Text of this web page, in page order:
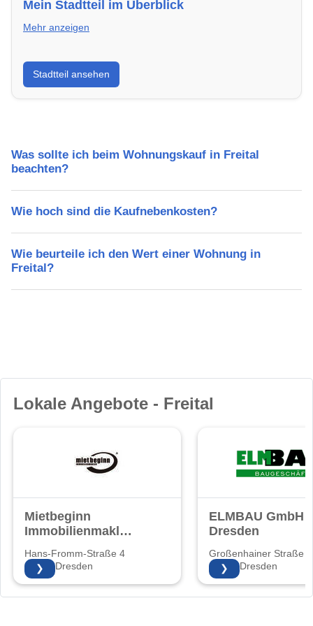
Mein Stadtteil im Überblick
Mehr anzeigen
Erfahre mehr über deinen Stadtteil in Freital:
Lebensqualität, Verkehrsanbindung, Schulen,
Freizeitmöglichkeiten und Mietpreise.
Stadtteil ansehen
Was sollte ich beim Wohnungskauf in Freital
beachten?
Wie hoch sind die Kaufnebenkosten?
Wie beurteile ich den Wert einer Wohnung in
Freital?
Lokale Angebote - Freital
Mietbeginn
Immobilienmakler
Hans-Fromm-Straße 4
01127 Dresden
❯
ELMBAU GmbH
Dresden
Großenhainer Straße
01129 Dresden
❯